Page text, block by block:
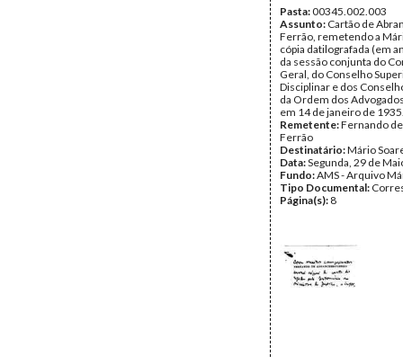
Pasta:00345.002.003
Assunto: Cartão de
Ferrão, remetendo a
cópia datilografada (em
da sessão conjunta do
Geral, do Conselho
Disciplinar e dos
da Ordem dos
em 14 de janeiro de
Remetente:Fernando
Ferrão
Destinatário:Mário
Data:Segunda, 29 de
Fundo:AMS - Arquivo
Tipo Documental:
Página(s): 8